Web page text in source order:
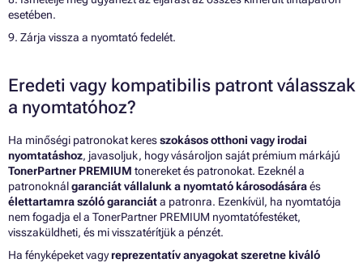
esetében.
9. Zárja vissza a nyomtató fedelét.
Eredeti vagy kompatibilis patront válasszak
a nyomtatóhoz?
Ha minőségi patronokat keresszokásos otthoni vagy irodai
nyomtatáshoz, javasoljuk, hogy vásároljon saját prémium márkájú
TonerPartner PREMIUM tonereket és patronokat. Ezeknél a
patronoknálgaranciát vállalunk a nyomtató károsodásáraés
élettartamra szóló garanciáta patronra. Ezenkívül, ha nyomtatója
nem fogadja el a TonerPartner PREMIUM nyomtatófestéket,
visszaküldheti, és mi visszatérítjük a pénzét.
Ha fényképeket vagyreprezentatív anyagokat szeretne kiváló